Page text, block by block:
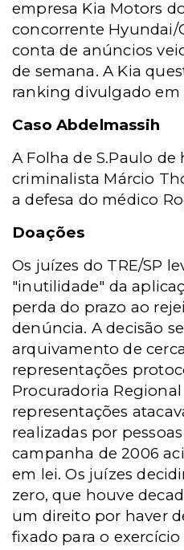
empresa Kia Motors
concorrente Hyundai/
conta de anúncios
de semana. A Kia
ranking divulgado em
Caso Abdelmassih
A Folha de S.Paulo
criminalista Márcio
a defesa do médico
Doações
Os juízes do TRE/SP
"inutilidade" da
perda do prazo ao
denúncia. A decisão
arquivamento de
representações
Procuradoria Regional
representações
realizadas por
campanha de 2006
em lei. Os juízes
zero, que houve
um direito por haver
fixado para o exercício